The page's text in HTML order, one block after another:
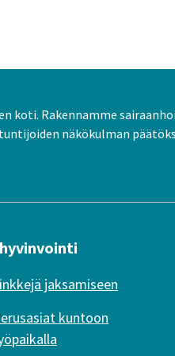
koti. Rakennamme
näkökulman
jaksamiseen
kuntoon